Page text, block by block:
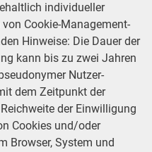
individueller
Cookie-Management-
Hinweise: Die Dauer der
kann bis zu zwei Jahren
Nutzer-
dem Zeitpunkt der
der Einwilligung
Cookies und/oder
Browser, System und